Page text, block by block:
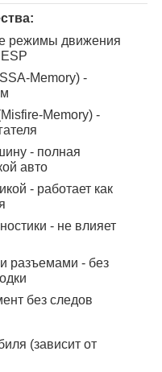
режимы движения
Memory) -
Memory) -
- полная
авто
- работает как
- не влияет
разъемами - без
без следов
(зависит от